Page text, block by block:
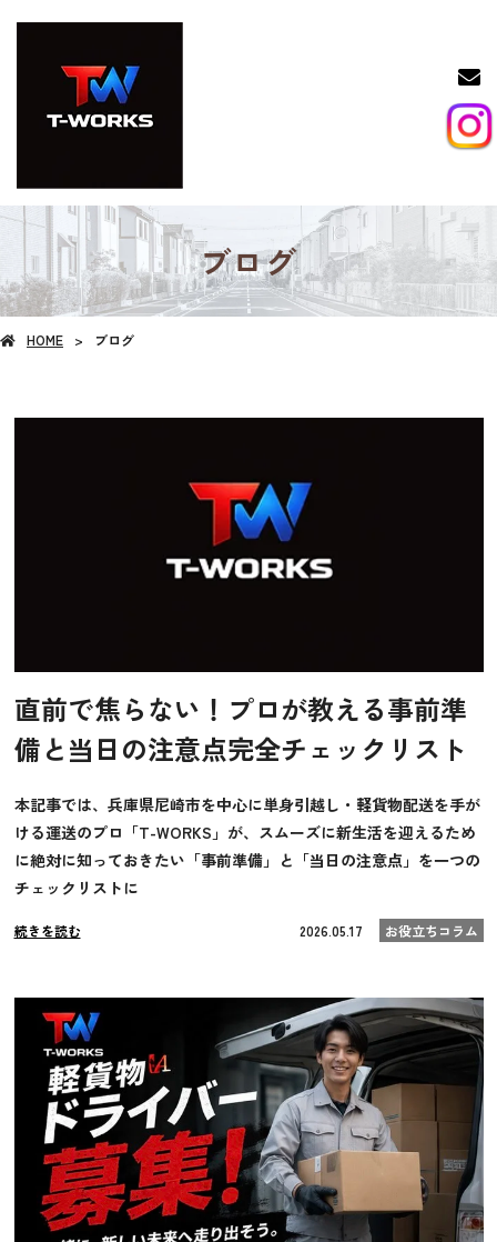
ブログ
HOME ブログ
直前で焦らない！プロが教える事前準
備と当日の注意点完全チェックリスト
本記事では、兵庫県尼崎市を中心に単身引越し・軽貨物配送を手が
ける運送のプロ「T-WORKS」が、スムーズに新生活を迎えるため
に絶対に知っておきたい「事前準備」と「当日の注意点」を一つの
チェックリストに
続きを読む 2026.05.17 お役立ちコラム